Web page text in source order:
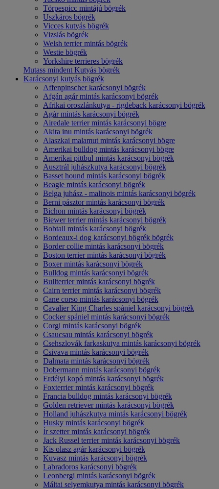
Törpespicc mintájú bögrék
Uszkáros bögrék
Vicces kutyás bögrék
Vizslás bögrék
Welsh terrier mintás bögrék
Westie bögrék
Yorkshire terrieres bögrék
Mutass mindent Kutyás bögrék
Karácsonyi kutyás bögrék
Affenpinscher karácsonyi bögrék
Afgán agár mintás karácsonyi bögrék
Afrikai oroszlánkutya - rigdeback karácsonyi bögrék
Agár mintás karácsonyi bögrék
Airedale terrier mintás karácsonyi bögre
Akita inu mintás karácsonyi bögrék
Alaszkai malamut mintás karácsonyi bögre
Amerikai bulldog mintás karácsonyi bögre
Amerikai pittbul mintás karácsonyi bögrék
Ausztrál juhászkutya karácsonyi bögrék
Basset hound mintás karácsonyi bögrék
Beagle mintás karácsonyi bögrék
Belga juhász - malinois mintás karácsonyi bögrék
Berni pásztor mintás karácsonyi bögrék
Bichon mintás karácsonyi bögrék
Biewer terrier mintás karácsonyi bögrék
Bobtail mintás karácsonyi bögrék
Bordeaux-i dog karácsonyi bögrék bögrék
Border collie mintás karácsonyi bögrék
Boston terrier mintás karácsonyi bögrék
Boxer mintás karácsonyi bögrék
Bulldog mintás karácsonyi bögrék
Bullterrier mintás karácsonyi bögrék
Cairn terrier mintás karácsonyi bögrék
Cane corso mintás karácsonyi bögrék
Cavalier King Charles spániel karácsonyi bögrék
Cocker spániel mintás karácsonyi bögrék
Corgi mintás karácsonyi bögrék
Csaucsau mintás karácsonyi bögrék
Csehszlovák farkaskutya mintás karácsonyi bögrék
Csivava mintás karácsonyi bögrék
Dalmata mintás karácsonyi bögrék
Dobermann mintás karácsonyi bögrék
Erdélyi kopó mintás karácsonyi bögrék
Foxterrier mintás karácsonyi bögrék
Francia bulldog mintás karácsonyi bögrék
Golden retriever mintás karácsonyi bögrék
Holland juhászkutya mintás karácsonyi bögrék
Husky mintás karácsonyi bögrék
Ír szetter mintás karácsonyi bögrék
Jack Russel terrier mintás karácsonyi bögrék
Kis olasz agár karácsonyi bögrék
Kuvasz mintás karácsonyi bögrék
Labradoros karácsonyi bögrék
Leonbergi mintás karácsonyi bögrék
Máltai selyemkutya mintás karácsonyi bögrék